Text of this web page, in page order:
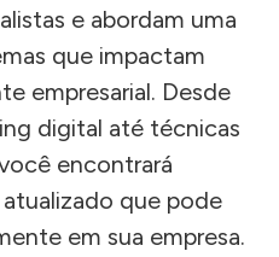
e abordam uma
que impactam
empresarial. Desde
digital até técnicas
encontrará
que pode
em sua empresa.